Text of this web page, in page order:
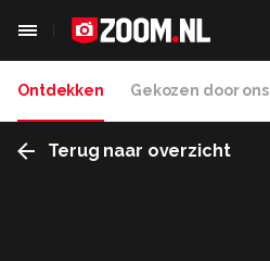
Ontdekken Gekozen door ons
Terug naar overzicht